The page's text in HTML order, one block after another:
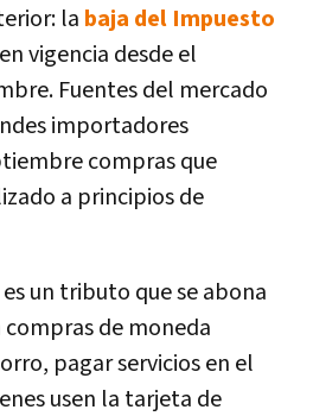
la baja del Impuesto
vigencia desde el
Fuentes del mercado
importadores
compras que
a principios de
es un tributo que se abona
de moneda
pagar servicios en el
usen la tarjeta de